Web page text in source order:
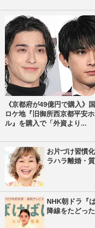
《京都府が49億円で購入》
ロケ地『旧御所西京都平安
ル』を購入で「外資より...
お片づけ習慣
ラハラ離婚・
NHK朝ドラ『
降線をたどっ